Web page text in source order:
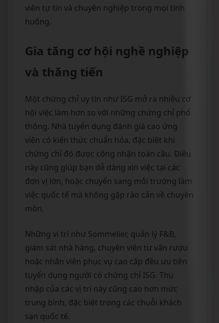
viên tự tin và chuyên nghiệp trong mọi tình
huống.
Gia tăng cơ hội nghề nghiệp
và thăng tiến
Một chứng chỉ uy tín như ISG mở ra nhiều cơ
hội việc làm hơn so với những chứng chỉ phổ
thông. Nhà tuyển dụng đánh giá cao ứng
viên có kiến thức chuẩn hóa, đặc biệt khi
chứng chỉ đó được công nhận toàn cầu. Điều
này cũng giúp bạn dễ dàng xin việc tại các
đơn vị lớn, hoặc chuyển sang môi trường làm
việc quốc tế mà không gặp rào cản về chuyên
môn.
Những vị trí như Sommelier, quản lý F&B,
giám sát nhà hàng, chuyên viên tư vấn rượu
hoặc nhân viên phục vụ cao cấp đều ưu tiên
tuyển dụng người có chứng chỉ ISG. Thu
nhập của các vị trí này cũng cao hơn mức
trung bình, đặc biệt trong các chuỗi khách
sạn quốc tế.